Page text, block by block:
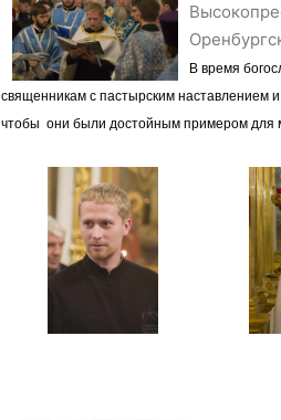
В время
священникам с пастырским наставлением
чтобы они были достойным примером для